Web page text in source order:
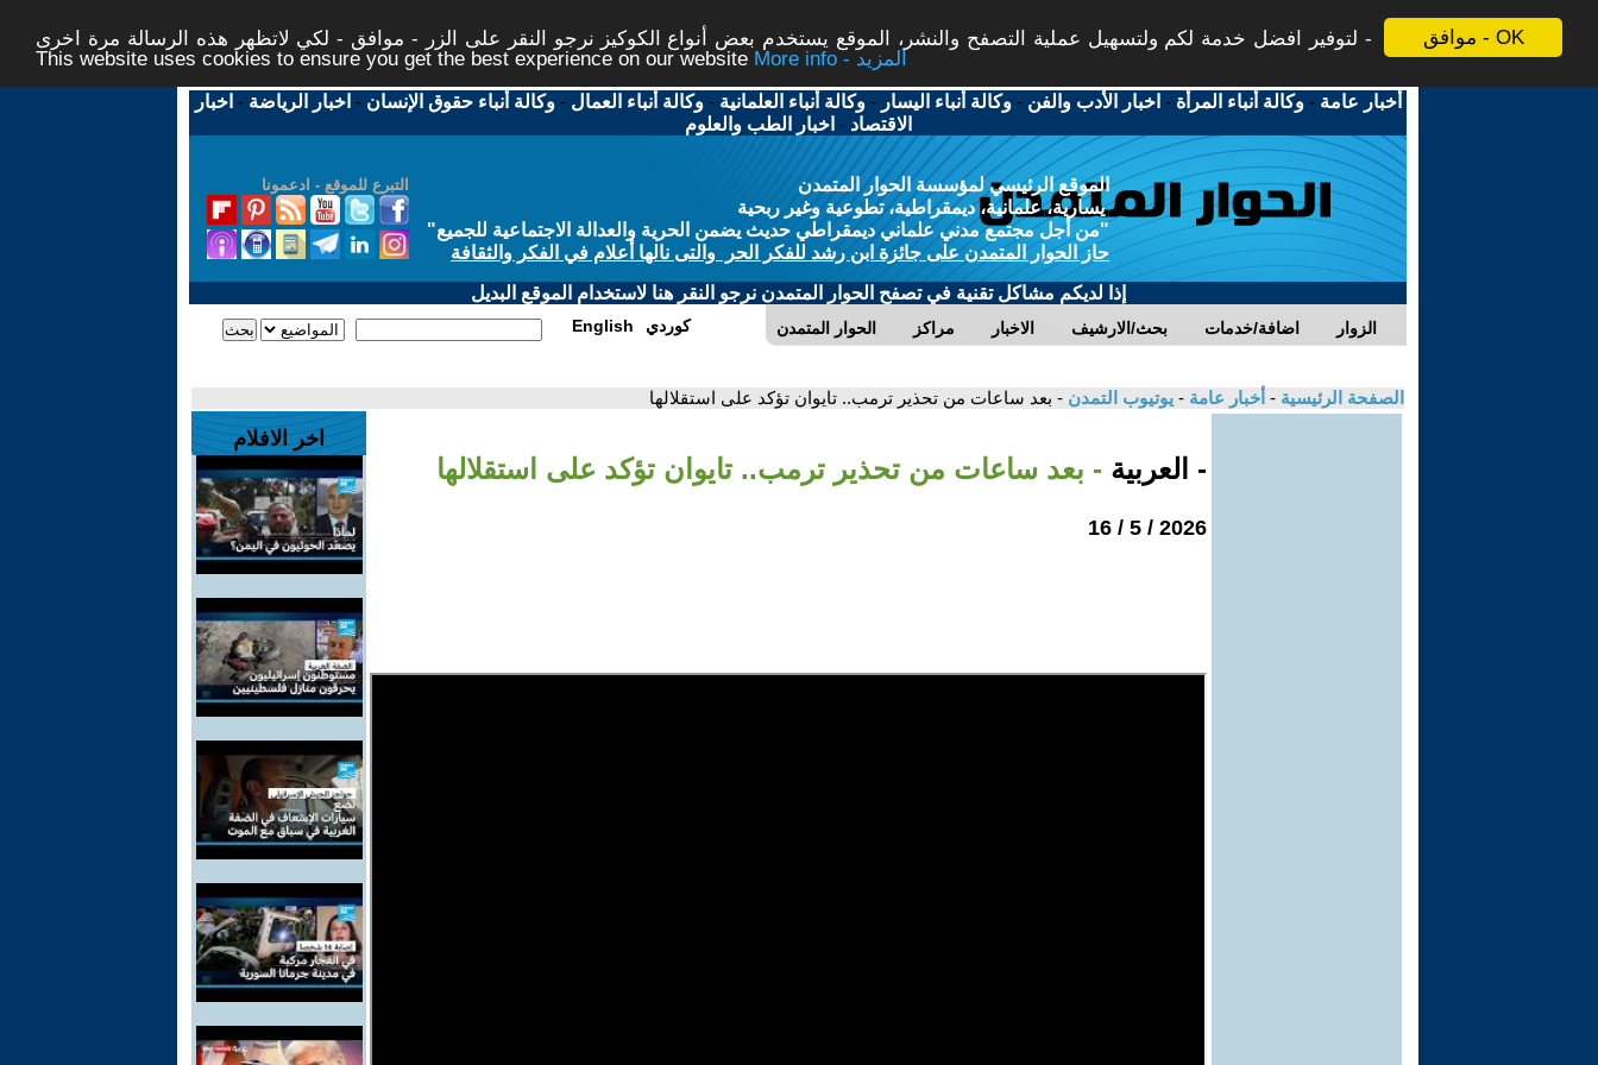
موافق - OK
لتوفير افضل خدمة لكم ولتسهيل عملية التصفح والنشر، الموقع يستخدم بعض أنواع الكوكيز نرجو النقر على الزر - موافق - لكي لاتظهر هذه الرسالة مرة اخرى -
This website uses cookies to ensure you get the best experience on our website
More info - المزيد
أخبار عامة -وكالة أنباء المرأة - اخبار الأدب والفن -وكالة أنباء اليسار -وكالة أنباء العلمانية -وكالة أنباء العمال -وكالة أنباء حقوق الإنسان - اخبار الرياضة - اخبار
الاقتصاد - اخبار الطب والعلوم
التبرع للموقع - ادعمونا
الموقع الرئيسي لمؤسسة الحوار المتمدن
يسارية، علمانية، ديمقراطية، تطوعية وغير ربحية
"من أجل مجتمع مدني علماني ديمقراطي حديث يضمن الحرية والعدالة الاجتماعية للجميع"
حاز الحوار المتمدن على جائزة ابن رشد للفكر الحر والتى نالها أعلام في الفكر والثقافة
إذا لديكم مشاكل تقنية في تصفح الحوار المتمدن نرجو النقر هنا لاستخدام الموقع البديل
الحوار المتمدن مراكز الاخبار بحث/الارشيف اضافة/خدمات الزوار English كوردي
الصفحة الرئيسية - أخبار عامة - يوتيوب التمدن - بعد ساعات من تحذير ترمب.. تايوان تؤكد على استقلالها
- العربية - بعد ساعات من تحذير ترمب.. تايوان تؤكد على استقلالها
2026 / 5 / 16
اخر الافلام